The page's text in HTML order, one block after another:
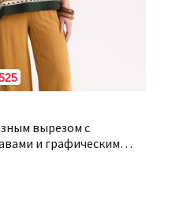
вырезом с
и графическим